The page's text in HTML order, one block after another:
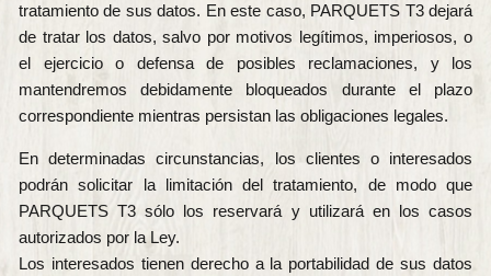
tratamiento de sus datos. En este caso, PARQUETS T3 dejará
de tratar los datos, salvo por motivos legítimos, imperiosos, o
el ejercicio o defensa de posibles reclamaciones, y los
mantendremos debidamente bloqueados durante el plazo
correspondiente mientras persistan las obligaciones legales.
En determinadas circunstancias, los clientes o interesados
podrán solicitar la limitación del tratamiento, de modo que
PARQUETS T3 sólo los reservará y utilizará en los casos
autorizados por la Ley.
Los interesados tienen derecho a la portabilidad de sus datos